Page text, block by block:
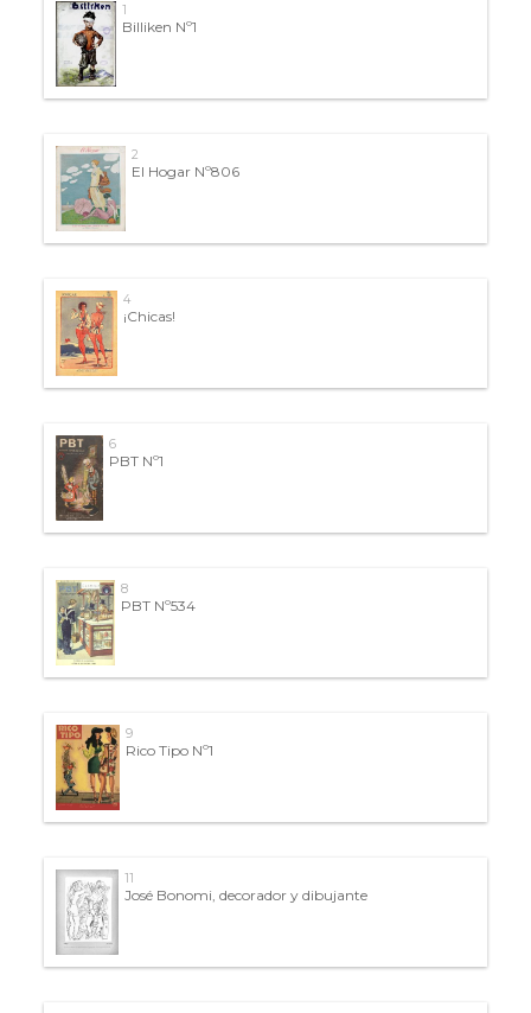
1
Billiken Nº1
2
El Hogar Nº806
4
¡Chicas!
6
PBT Nº1
8
PBT Nº534
9
Rico Tipo Nº1
11
José Bonomi, decorador y dibujante